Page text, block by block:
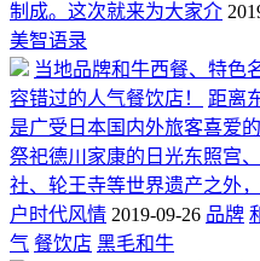
制成。这次就来为大家介
美智语录
当地品牌和牛西餐、特色
容错过的人气餐饮店！
距离
是广受日本国内外旅客喜爱
祭祀德川家康的日光东照宫
社、轮王寺等世界遗产之外
户时代风情 2019-09-26 品牌
气 餐饮店 黑毛和牛